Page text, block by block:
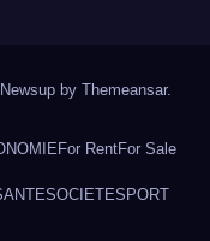
by Themeansar.
For RentFor Sale
SOCIETESPORT